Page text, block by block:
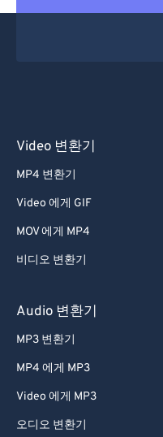
Video 변환기
MP4 변환기
Video 에게 GIF
MOV 에게 MP4
비디오 변환기
Audio 변환기
MP3 변환기
MP4 에게 MP3
Video 에게 MP3
오디오 변환기